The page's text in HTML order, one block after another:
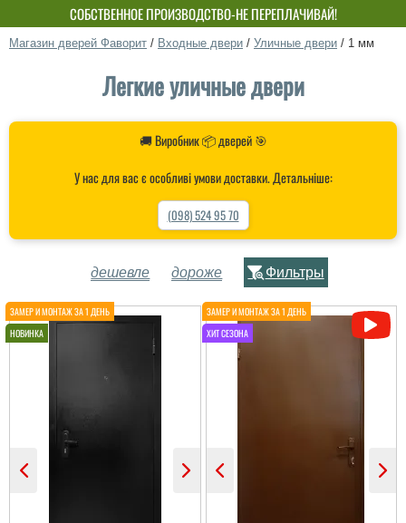
СОБСТВЕННОЕ ПРОИЗВОДСТВО-НЕ ПЕРЕПЛАЧИВАЙ!
Магазин дверей Фаворит / Входные двери / Уличные двери / 1 мм
Легкие уличные двери
🚚 Виробник 📦 дверей 🎯
У нас для вас є особливі умови доставки. Детальніше:
(098) 524 95 70
дешевле дороже Фильтры